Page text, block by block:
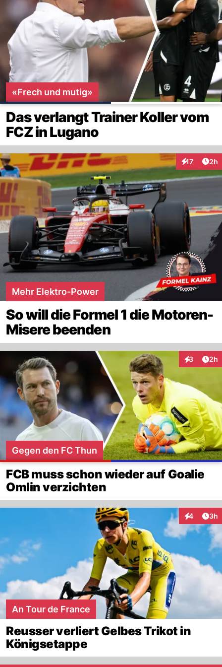
«Frech und mutig»
Das verlangt Trainer Koller vom
FCZ in Lugano
17 2h
Mehr Elektro-Power
So will die Formel 1 die Motoren-
Misere beenden
3 2h
Gegen den FC Thun
FCB muss schon wieder auf Goalie
Omlin verzichten
4 3h
An Tour de France
Reusser verliert Gelbes Trikot in
Königsetappe